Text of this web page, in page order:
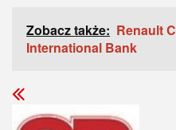
Zobacz także: Renault
International Bank